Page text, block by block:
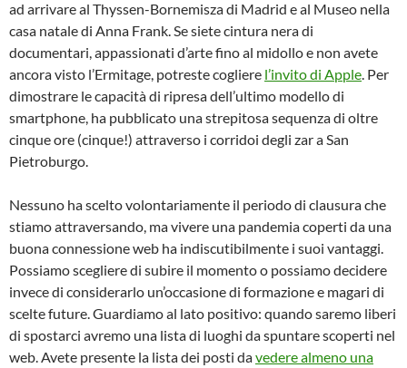
ad arrivare al Thyssen-Bornemisza di Madrid e al Museo nella
casa natale di Anna Frank. Se siete cintura nera di
documentari, appassionati d’arte fino al midollo e non avete
ancora visto l’Ermitage, potreste cogliere l’invito di Apple. Per
dimostrare le capacità di ripresa dell’ultimo modello di
smartphone, ha pubblicato una strepitosa sequenza di oltre
cinque ore (cinque!) attraverso i corridoi degli zar a San
Pietroburgo.
Nessuno ha scelto volontariamente il periodo di clausura che
stiamo attraversando, ma vivere una pandemia coperti da una
buona connessione web ha indiscutibilmente i suoi vantaggi.
Possiamo scegliere di subire il momento o possiamo decidere
invece di considerarlo un’occasione di formazione e magari di
scelte future. Guardiamo al lato positivo: quando saremo liberi
di spostarci avremo una lista di luoghi da spuntare scoperti nel
web. Avete presente la lista dei posti davedere almeno una